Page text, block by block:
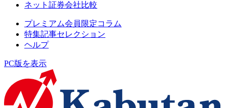
ネット証券会社比較
プレミアム会員限定コラム
特集記事セレクション
ヘルプ
PC版を表示